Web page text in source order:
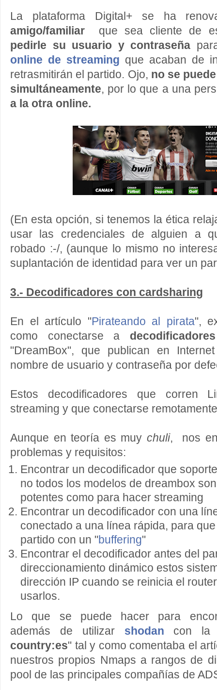
La plataforma Digital+ se ha
amigo/familiar que sea cliente de
pedirle su usuario y contraseña
online de streaming que acaban de
retrasmitirán el partido. Ojo, no se
simultáneamente, por lo que a una
a la otra online.
(En esta opción, si tenemos la ética
usar las credenciales de alguien a
robado :-/, (aunque lo mismo no
suplantación de identidad para ver un
3.- Decodificadores con cardsharing
En el artículo "Pirateando al pirata",
como conectarse a
"DreamBox", que publican en
nombre de usuario y contraseña por
Estos decodificadores que corren
streaming y que conectarse
Aunque en teoría es muy chuli, nos
problemas y requisitos:
Encontrar un decodificador que
no todos los modelos de dreambox
potentes como para hacer streaming
Encontrar un decodificador con una
conectado a una línea rápida, para
partido con un "buffering"
Encontrar el decodificador antes del
direccionamiento dinámico estos
dirección IP cuando se reinicia el
usarlos.
Lo que se puede hacer para
además de utilizar shodan
con la
country:es" tal y como comentaba el
nuestros propios Nmaps a rangos de
pool de las principales compañías de